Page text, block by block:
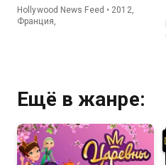
Hollywood News Feed • 2012,
Франция,
Ещё в жанре: